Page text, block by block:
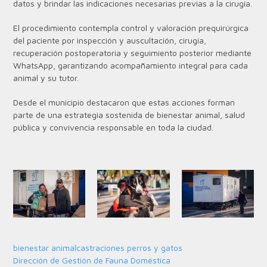
datos y brindar las indicaciones necesarias previas a la cirugía.
El procedimiento contempla control y valoración prequirúrgica
del paciente por inspección y auscultación, cirugía,
recuperación postoperatoria y seguimiento posterior mediante
WhatsApp, garantizando acompañamiento integral para cada
animal y su tutor.
Desde el municipio destacaron que estas acciones forman
parte de una estrategia sostenida de bienestar animal, salud
pública y convivencia responsable en toda la ciudad.
bienestar animalcastraciones perros y gatos
Dirección de Gestión de Fauna Doméstica